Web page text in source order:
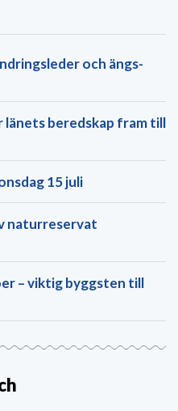
och ängs-
beredskap fram till
15 juli
naturreservat
– viktig byggsten till